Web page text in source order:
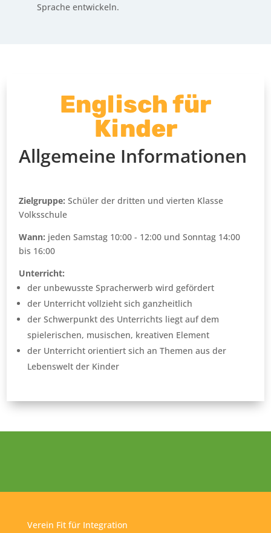
Sprache entwickeln.
Englisch für
Kinder
Allgemeine Informationen
Zielgruppe:Schüler der dritten und vierten Klasse
Volksschule
Wann: jeden Samstag 10:00 - 12:00 und Sonntag 14:00
bis 16:00
Unterricht:
der unbewusste Spracherwerb wird gefördert
der Unterricht vollzieht sich ganzheitlich
der Schwerpunkt des Unterrichts liegt auf dem
spielerischen, musischen, kreativen Element
der Unterricht orientiert sich an Themen aus der
Lebenswelt der Kinder
Verein Fit für Integration